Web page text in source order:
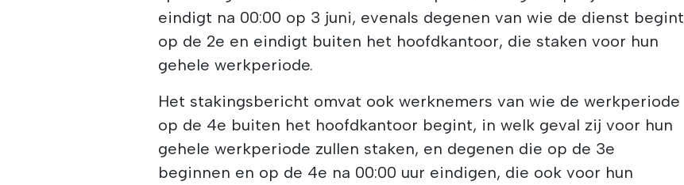
eindigt na 00:00 op 3 juni, evenals degenen van wie de dienst begint
op de 2e en eindigt buiten het hoofdkantoor, die staken voor hun
gehele werkperiode.
Het stakingsbericht omvat ook werknemers van wie de werkperiode
op de 4e buiten het hoofdkantoor begint, in welk geval zij voor hun
gehele werkperiode zullen staken, en degenen die op de 3e
beginnen en op de 4e na 00:00 uur eindigen, die ook voor hun